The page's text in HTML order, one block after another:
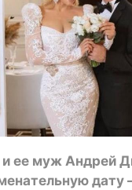
ее муж Андрей
дату